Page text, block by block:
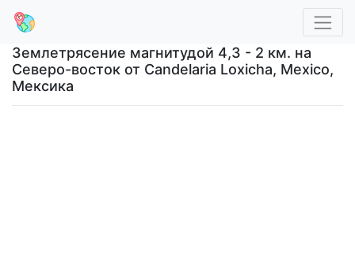
Землетрясение магнитудой 4,3 - 2 км. на
Северо-восток от Candelaria Loxicha, Mexico,
Мексика